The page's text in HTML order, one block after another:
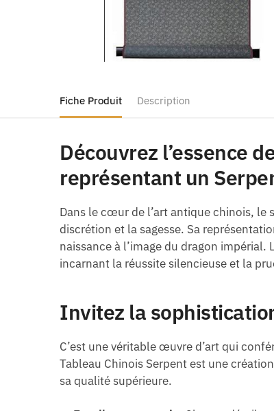
Fiche Produit Description
Découvrez l’essence
représentant un
Dans le cœur de l’art antique chinois, le
discrétion et la sagesse. Sa
naissance à l’image du dragon
incarnant la réussite silencieuse et la
Invitez la
C’est une véritable œuvre d’art qui
Tableau Chinois Serpent est une
sa qualité supérieure.